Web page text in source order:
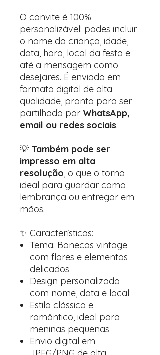
O convite é 100%
personalizável: podes incluir
o nome da criança, idade,
data, hora, local da festa e
até a mensagem como
desejares. É enviado em
formato digital de alta
qualidade, pronto para ser
partilhado por WhatsApp,
email ou redes sociais.
💡 Também pode ser
impresso em alta
resolução, o que o torna
ideal para guardar como
lembrança ou entregar em
mãos.
✨ Características:
Tema: Bonecas vintage
com flores e elementos
delicados
Design personalizado
com nome, data e local
Estilo clássico e
romântico, ideal para
meninas pequenas
Envio digital em